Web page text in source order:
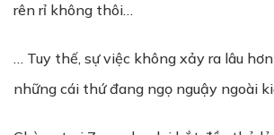
rên rỉ không thôi…
… Tuy thế, sự việc không xảy ra lâu
những cái thứ đang ngọ nguậy ngoài